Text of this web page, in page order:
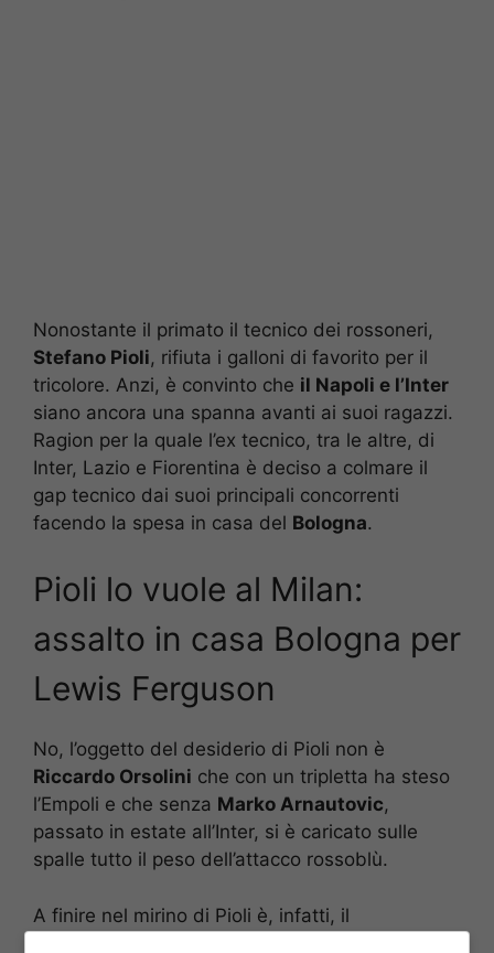
Nonostante il primato il tecnico dei rossoneri,
Stefano Pioli, rifiuta i galloni di favorito per il
tricolore. Anzi, è convinto che il Napoli e l’Inter
siano ancora una spanna avanti ai suoi ragazzi.
Ragion per la quale l’ex tecnico, tra le altre, di
Inter, Lazio e Fiorentina è deciso a colmare il
gap tecnico dai suoi principali concorrenti
facendo la spesa in casa del Bologna.
Pioli lo vuole al Milan:
assalto in casa Bologna per
Lewis Ferguson
No, l’oggetto del desiderio di Pioli non è
Riccardo Orsolini che con un tripletta ha steso
l’Empoli e che senza Marko Arnautovic,
passato in estate all’Inter, si è caricato sulle
spalle tutto il peso dell’attacco rossoblù.
A finire nel mirino di Pioli è, infatti, il